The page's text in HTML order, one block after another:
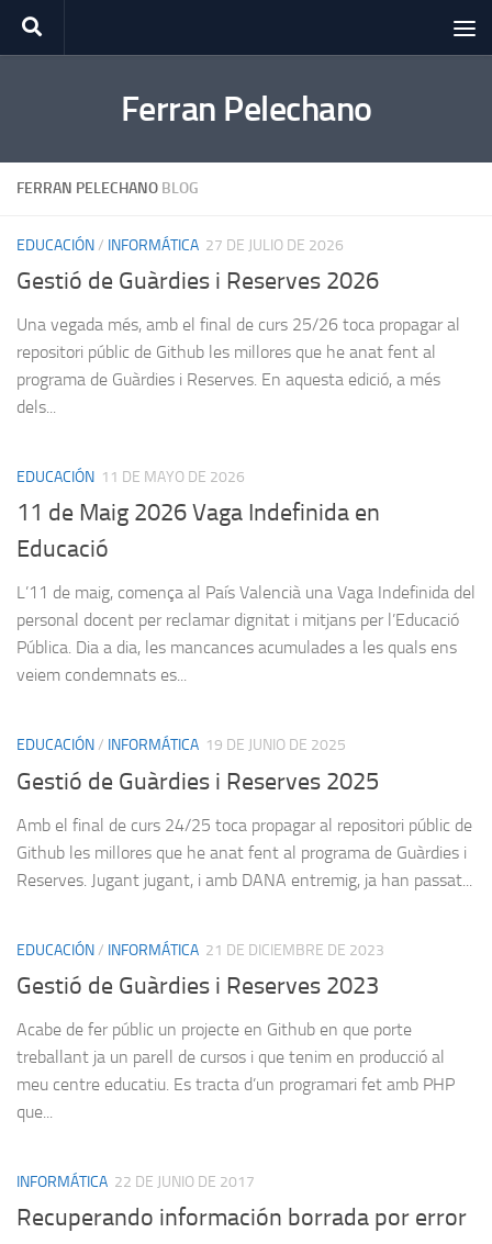
Saltar al contenido
Ferran Pelechano
FERRAN PELECHANO BLOG
EDUCACIÓN/ INFORMÁTICA 27 DE JULIO DE 2026
Gestió de Guàrdies i Reserves 2026
Una vegada més, amb el final de curs 25/26 toca propagar al
repositori públic de Github les millores que he anat fent al
programa de Guàrdies i Reserves. En aquesta edició, a més
dels...
EDUCACIÓN 11 DE MAYO DE 2026
11 de Maig 2026 Vaga Indefinida en
Educació
L’11 de maig, comença al País Valencià una Vaga Indefinida del
personal docent per reclamar dignitat i mitjans per l’Educació
Pública. Dia a dia, les mancances acumulades a les quals ens
veiem condemnats es...
EDUCACIÓN/ INFORMÁTICA 19 DE JUNIO DE 2025
Gestió de Guàrdies i Reserves 2025
Amb el final de curs 24/25 toca propagar al repositori públic de
Github les millores que he anat fent al programa de Guàrdies i
Reserves. Jugant jugant, i amb DANA entremig, ja han passat...
EDUCACIÓN/ INFORMÁTICA 21 DE DICIEMBRE DE 2023
Gestió de Guàrdies i Reserves 2023
Acabe de fer públic un projecte en Github en que porte
treballant ja un parell de cursos i que tenim en producció al
meu centre educatiu. Es tracta d’un programari fet amb PHP
que...
INFORMÁTICA 22 DE JUNIO DE 2017
Recuperando información borrada por error